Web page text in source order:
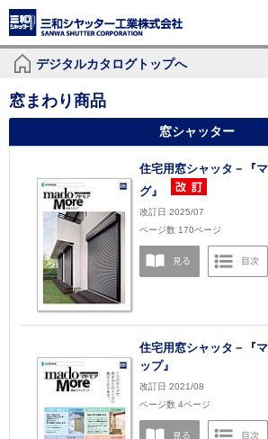
デジタルカタログトップへ
窓まわり商品
窓シャッター
住宅用窓シャッタ－『
グ』
改訂日 2025/07
ページ数 170ページ
住宅用窓シャッタ－『
ップ』
改訂日 2021/08
ページ数 4ページ